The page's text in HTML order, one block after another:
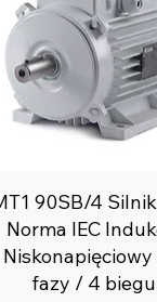
90SB/4
Norma IEC
Niskonapięciowy
fazy / 4